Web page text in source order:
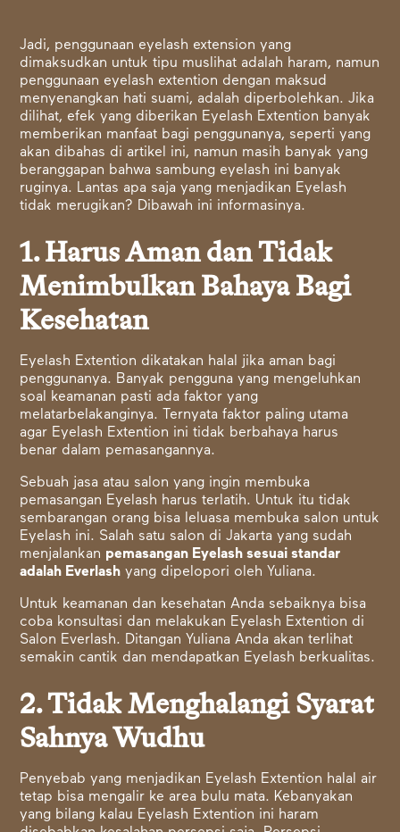
Jadi, penggunaan eyelash extension yang
dimaksudkan untuk tipu muslihat adalah haram, namun
penggunaan eyelash extention dengan maksud
menyenangkan hati suami, adalah diperbolehkan. Jika
dilihat, efek yang diberikan Eyelash Extention banyak
memberikan manfaat bagi penggunanya, seperti yang
akan dibahas di artikel ini, namun masih banyak yang
beranggapan bahwa sambung eyelash ini banyak
ruginya. Lantas apa saja yang menjadikan Eyelash
tidak merugikan? Dibawah ini informasinya.
1. Harus Aman dan Tidak
Menimbulkan Bahaya Bagi
Kesehatan
Eyelash Extention dikatakan halal jika aman bagi
penggunanya. Banyak pengguna yang mengeluhkan
soal keamanan pasti ada faktor yang
melatarbelakanginya. Ternyata faktor paling utama
agar Eyelash Extention ini tidak berbahaya harus
benar dalam pemasangannya.
Sebuah jasa atau salon yang ingin membuka
pemasangan Eyelash harus terlatih. Untuk itu tidak
sembarangan orang bisa leluasa membuka salon untuk
Eyelash ini. Salah satu salon di Jakarta yang sudah
menjalankan pemasangan Eyelash sesuai standar
adalah Everlash yang dipelopori oleh Yuliana.
Untuk keamanan dan kesehatan Anda sebaiknya bisa
coba konsultasi dan melakukan Eyelash Extention di
Salon Everlash. Ditangan Yuliana Anda akan terlihat
semakin cantik dan mendapatkan Eyelash berkualitas.
2. Tidak Menghalangi Syarat
Sahnya Wudhu
Penyebab yang menjadikan Eyelash Extention halal air
tetap bisa mengalir ke area bulu mata. Kebanyakan
yang bilang kalau Eyelash Extention ini haram